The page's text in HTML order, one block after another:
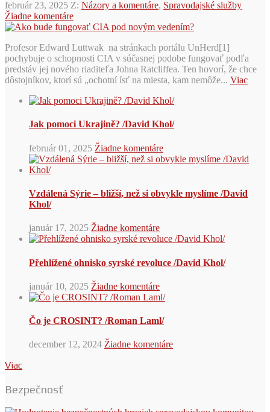
február 23, 2025 Z: Názory a komentáre, Spravodajské služby
Žiadne komentáre
Profesor Edward Luttwak na stránkach portálu UnHerd[1]
pochybuje o schopnosti CIA v súčasnej podobe fungovať podľa
predstáv jej nového riaditeľa Johna Ratcliffea. Ten hovorí, že chce
dôstojníkov, ktorí sú „ochotní ísť na miesta, kam nemôže... Viac
Jak pomoci Ukrajině? /David Khol/
február 01, 2025 Žiadne komentáre
Vzdálená Sýrie – bližší, než si obvykle myslíme /David
Khol/
január 17, 2025 Žiadne komentáre
Přehlížené ohnisko syrské revoluce /David Khol/
január 10, 2025 Žiadne komentáre
Čo je CROSINT? /Roman Laml/
december 12, 2024 Žiadne komentáre
Viac
Bezpečnosť